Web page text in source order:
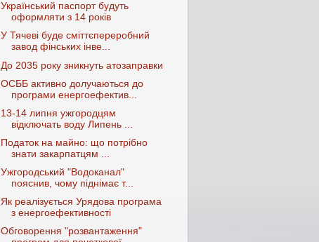
Український паспорт будуть
оформляти з 14 років
У Тячеві буде сміттєпереробний
завод фінських інве...
До 2035 року зникнуть атозаправки
ОСББ активно долучаються до
програми енергоефектив...
13-14 липня ужгородцям
відключать воду Липень ...
Податок на майно: що потрібно
знати закарпатцям ...
Ужгородський "Водоканал"
пояснив, чому піднімає т...
Як реалізується Урядова програма
з енергоефективності
Обговорення "розвантаження"